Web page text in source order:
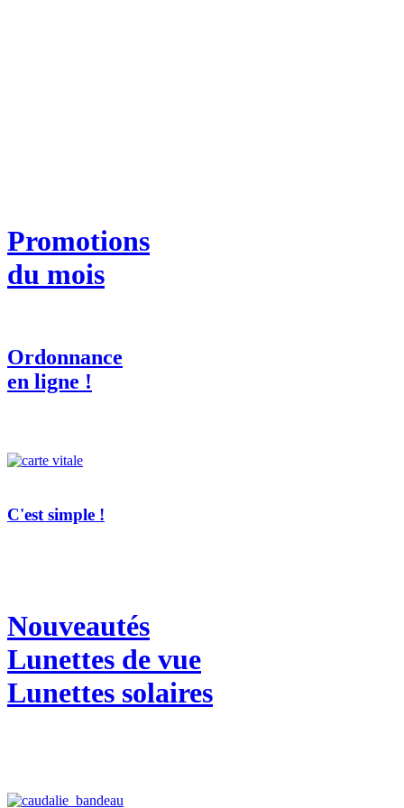
Promotions
du mois
Ordonnance
en ligne !
C'est simple !
Nouveautés
Lunettes de vue
Lunettes solaires